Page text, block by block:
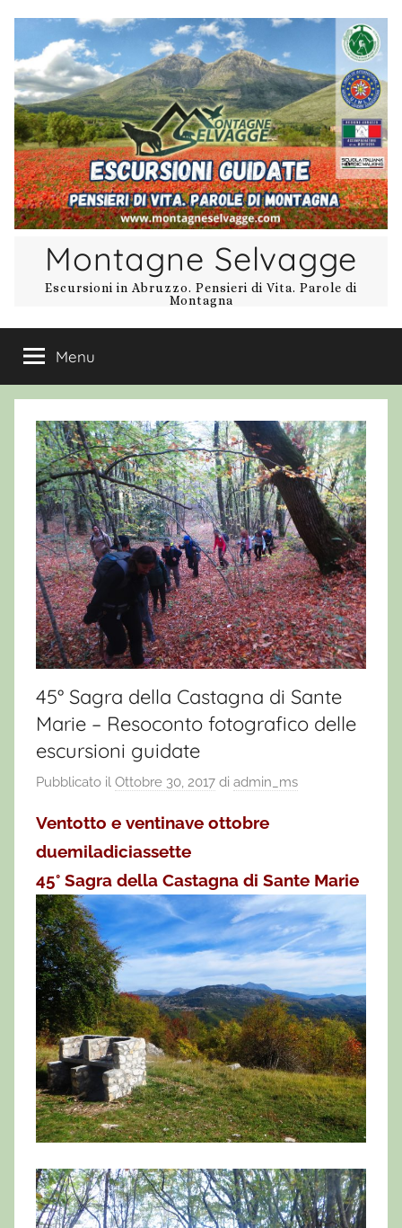
contenuto
Montagne Selvagge
Escursioni in Abruzzo. Pensieri di Vita. Parole di
Montagna
Menu
45° Sagra della Castagna di Sante
Marie – Resoconto fotografico delle
escursioni guidate
Pubblicato il Ottobre 30, 2017 di admin_ms
Ventotto e ventinave ottobre
duemiladiciassette
45° Sagra della Castagna di Sante Marie